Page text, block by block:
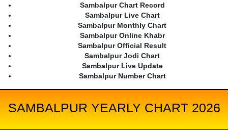
Sambalpur Chart Record
Sambalpur Live Chart
Sambalpur Monthly Chart
Sambalpur Online Khabr
Sambalpur Official Result
Sambalpur Jodi Chart
Sambalpur Live Update
Sambalpur Number Chart
SAMBALPUR YEARLY CHART 2026